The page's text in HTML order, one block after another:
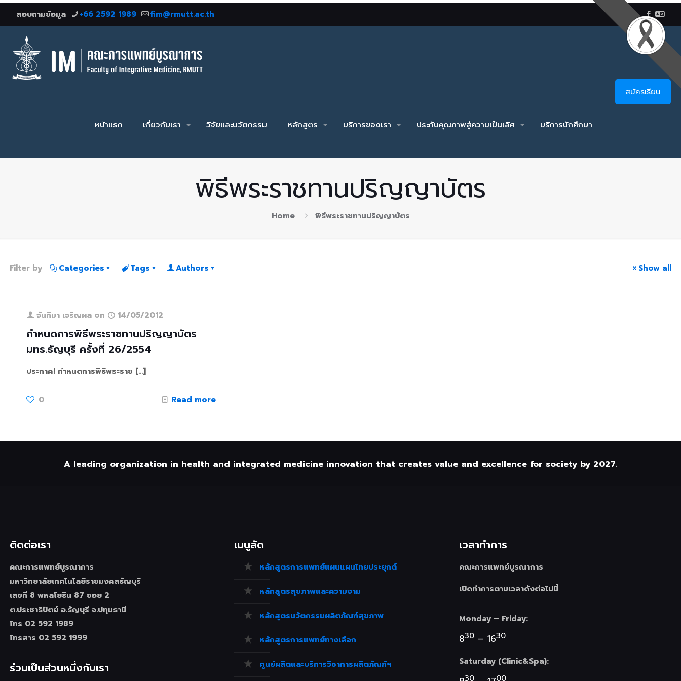
สอบถามข้อมูล +66 2592 1989 fim@rmutt.ac.th
หน้าแรก เกี่ยวกับเรา วิจัยและนวัตกรรม หลักสูตร บริการของเรา ประกันคุณภาพสู่ความเป็นเลิศ บริการนักศึกษา
สมัครเรียน
พิธีพระราชทานปริญญาบัตร
Home พิธีพระราชทานปริญญาบัตร
Filter by Categories Tags Authors Show all
จันทิมา เจริญผล on 14/05/2012
กำหนดการพิธีพระราชทานปริญญาบัตร
มทร.ธัญบุรี ครั้งที่ 26/2554
ประกาศ! กำหนดการพิธีพระราช […]
0 Read more
A leading organization in health and integrated medicine innovation that creates value and excellence for society by 2027.
ติดต่อเรา
คณะการแพทย์บูรณาการ
มหาวิทยาลัยเทคโนโลยีราชมงคลธัญบุรี
เลขที่ 8 พหลโยธิน 87 ซอย 2
ต.ประชาธิปัตย์ อ.ธัญบุรี จ.ปทุมธานี
โทร 02 592 1989
โทรสาร 02 592 1999
ร่วมเป็นส่วนหนึ่งกับเรา
เมนูลัด
หลักสูตรการแพทย์แผนแผนไทยประยุกต์
หลักสูตรสุขภาพและความงาม
หลักสูตรนวัตกรรมผลิตภัณฑ์สุขภาพ
หลักสูตรการแพทย์ทางเลือก
ศูนย์ผลิตและบริการวิชาการผลิตภัณฑ์ฯ
เวลาทำการ
คณะการแพทย์บูรณาการ
เปิดทำการตามเวลาดังต่อไปนี้
Monday – Friday:
830– 1630
Saturday (Clinic&Spa):
30 00